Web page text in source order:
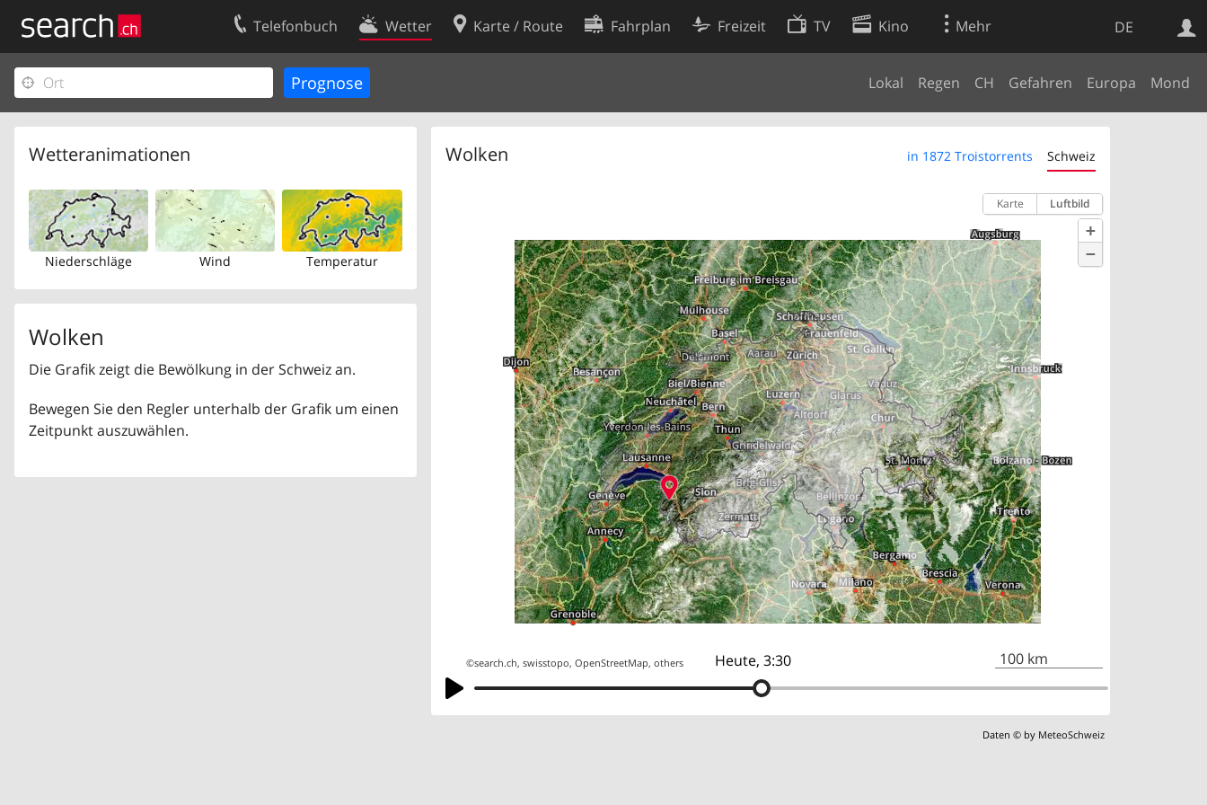
DE
Telefonbuch Wetter Karte / Route Fahrplan Freizeit TV Kino Mehr
Lokal Regen CH Gefahren Europa Mond
Wetteranimationen
Niederschläge Wind Temperatur
Wolken
Die Grafik zeigt die Bewölkung in der Schweiz an.
Bewegen Sie den Regler unterhalb der Grafik um einen
Zeitpunkt auszuwählen.
Wolken in 1872 Troistorrents Schweiz
Heute, 3:30
Karte Luftbild
+
−
©search.ch,swisstopo,OpenStreetMap,others 100 km
Daten © by MeteoSchweiz
Websuche
Ihr Eintrag
Kundencenter Geschäftskunden
Kontakt
Nutzungsbedingungen
Cookie-Einstellungen